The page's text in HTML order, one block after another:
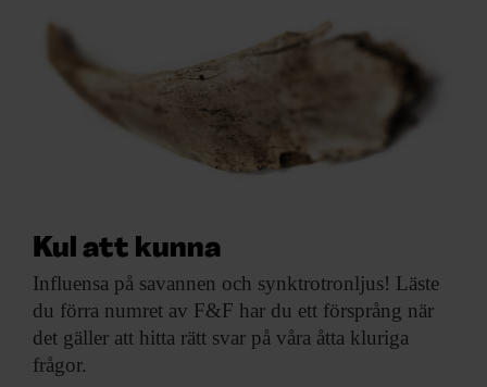
SHOP
KONTAKTA F&F
ANNONSERA I F&F
OM F&F
Kul att kunna
Influensa på savannen och synktrotronljus! Läste
du förra numret av F&F har du ett försprång när
det gäller att hitta rätt svar på våra åtta kluriga
frågor.